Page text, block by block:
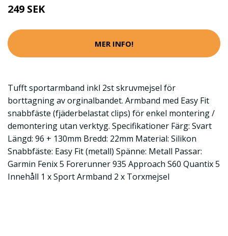
249 SEK
MER INFO!
Tufft sportarmband inkl 2st skruvmejsel för
borttagning av orginalbandet. Armband med Easy Fit
snabbfäste (fjäderbelastat clips) för enkel montering /
demontering utan verktyg. Specifikationer Färg: Svart
Längd: 96 + 130mm Bredd: 22mm Material: Silikon
Snabbfäste: Easy Fit (metall) Spänne: Metall Passar:
Garmin Fenix 5 Forerunner 935 Approach S60 Quantix 5
Innehåll 1 x Sport Armband 2 x Torxmejsel